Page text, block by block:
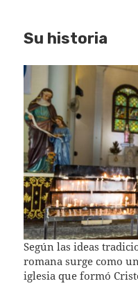
Su historia
Según las ideas
romana surge como
iglesia que formó